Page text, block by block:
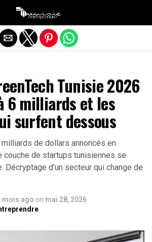
Tunisie 2026
6 milliards et les
surfent dessous
de dollars annoncés en
couche de startups tunisiennes se
Décryptage d’un secteur qui change de
mois ago on mai 28, 2026
la version mobile